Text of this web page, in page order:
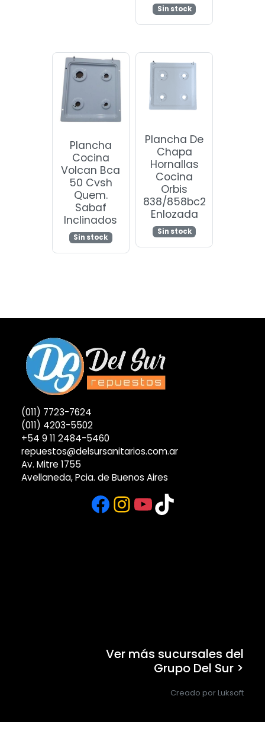
Sin stock
Plancha
Cocina
Volcan Bca
50 Cvsh
Quem.
Sabaf
Inclinados
Sin stock
Plancha De
Chapa
Hornallas
Cocina
Orbis
838/858bc2
Enlozada
Sin stock
(011) 7723-7624
(011) 4203-5502
+54 9 11 2484-5460
repuestos@delsursanitarios.com.ar
Av. Mitre 1755
Avellaneda, Pcia. de Buenos Aires
Facebook
Instagram
YouTube
TikTok
Ver más sucursales del
Grupo Del Sur >
Creado por Luksoft